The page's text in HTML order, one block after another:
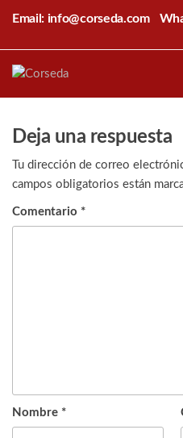
contenido
Email: info@corseda.com
sericultura
Deja una respuesta
Tu dirección de correo
campos obligatorios están
Comentario *
Nombre *